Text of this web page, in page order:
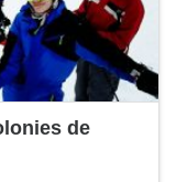
de